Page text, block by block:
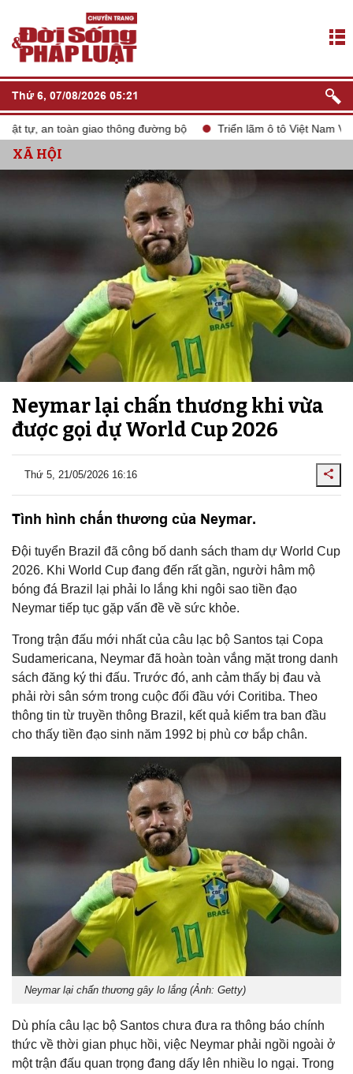
Thứ 6, 07/08/2026 05:21
an toàn giao thông đường bộ Triển lãm ô tô Việt Nam VMS
XÃ HỘI
Neymar lại chấn thương khi vừa
được gọi dự World Cup 2026
Thứ 5, 21/05/2026 16:16
Tình hình chấn thương của Neymar.
Đội tuyển Brazil đã công bố danh sách tham dự World Cup
2026. Khi World Cup đang đến rất gần, người hâm mộ
bóng đá Brazil lại phải lo lắng khi ngôi sao tiền đạo
Neymar tiếp tục gặp vấn đề về sức khỏe.
Trong trận đấu mới nhất của câu lạc bộ Santos tại Copa
Sudamericana, Neymar đã hoàn toàn vắng mặt trong danh
sách đăng ký thi đấu. Trước đó, anh cảm thấy bị đau và
phải rời sân sớm trong cuộc đối đầu với Coritiba. Theo
thông tin từ truyền thông Brazil, kết quả kiểm tra ban đầu
cho thấy tiền đạo sinh năm 1992 bị phù cơ bắp chân.
Neymar lại chấn thương gây lo lắng (Ảnh: Getty)
Dù phía câu lạc bộ Santos chưa đưa ra thông báo chính
thức về thời gian phục hồi, việc Neymar phải ngồi ngoài ở
một trận đấu quan trọng đang dấy lên nhiều lo ngại. Trong